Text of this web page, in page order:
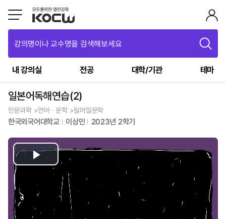
강의명이나 교수명을 검색해보세요
내 강의실 전공 대학/기관 테마
일본어독해연습(2)
인문과학 >언어ㆍ문학 >일어일문학
한국외국어대학교 이상민 2023년 2학기
Play
Video